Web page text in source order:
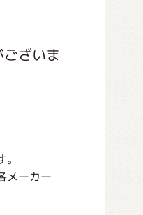
ざいま
メーカー